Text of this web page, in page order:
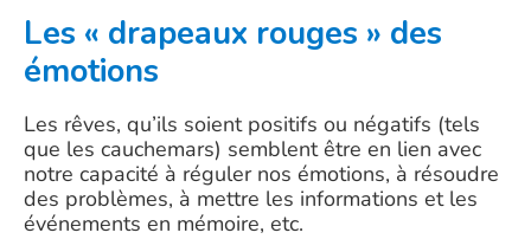
Les « drapeaux rouges » des
émotions
Les rêves, qu’ils soient positifs ou négatifs (tels
que les cauchemars) semblent être en lien avec
notre capacité à réguler nos émotions, à résoudre
des problèmes, à mettre les informations et les
événements en mémoire, etc.